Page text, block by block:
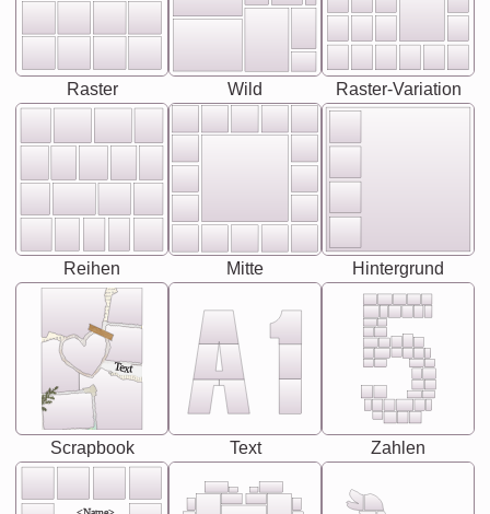
Raster Wild Raster-Variation
Reihen Mitte Hintergrund
Text
Scrapbook Text Zahlen